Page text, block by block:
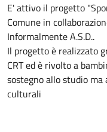
E' attivo il progetto
Comune in
Informalmente A.S.D..
Il progetto è realizzato
CRT ed è rivolto a
sostegno allo studio
culturali